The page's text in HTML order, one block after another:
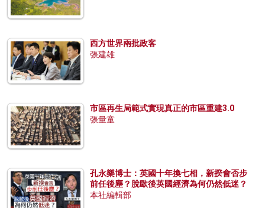
西方世界兩批政客
張建雄
市區再生局範式實現真正的市區重建3.0
張量童
孔永樂博士：英國十年換七相，新揆會否步
前任後塵？脫歐後英國經濟為何仍然低迷？
本社編輯部